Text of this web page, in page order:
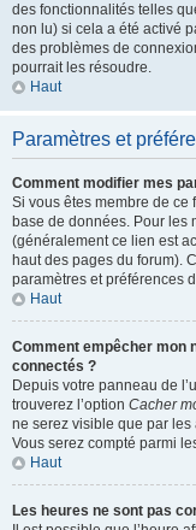
des fonctionnalités telles
non lu) si cela a été activé
des problèmes de
pourrait les résoudre.
Haut
Paramètres et
Comment modifier mes
Si vous êtes membre de ce
base de données. Pour les
(généralement ce lien est
haut des pages du forum).
paramètres et préférences
Haut
Comment empêcher mon
connectés ?
Depuis votre panneau de
trouverez l’option Cacher
ne serez visible que par
Vous serez compté parmi
Haut
Les heures ne sont pas